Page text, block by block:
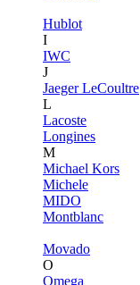
Hublot
I
IWC
J
Jaeger LeCoultre
L
Lacoste
Longines
M
Michael Kors
Michele
MIDO
Montblanc
Movado
O
Omega